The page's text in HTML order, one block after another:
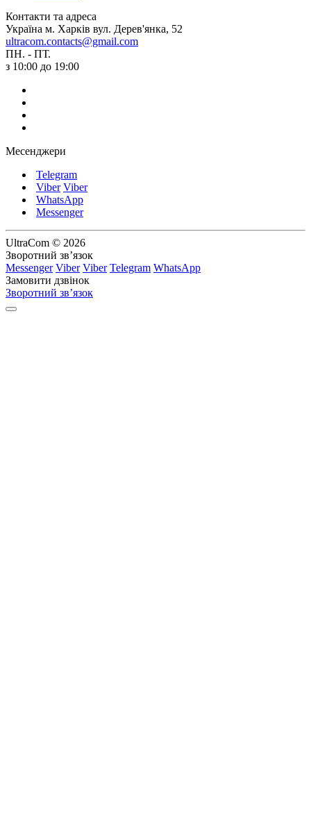
Контакти та адреса
Україна м. Харків вул. Дерев'янка, 52
ultracom.contacts@gmail.com
ПН. - ПТ.
з 10:00 до 19:00
Месенджери
Telegram
Viber Viber
WhatsApp
Messenger
UltraCom © 2026
Зворотний зв’язок
Messenger Viber Viber Telegram WhatsApp
Замовити дзвінок
Зворотний зв’язок